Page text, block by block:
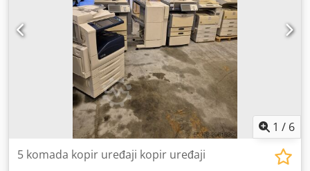
1 / 6
5 komada kopir uređaji kopir uređaji